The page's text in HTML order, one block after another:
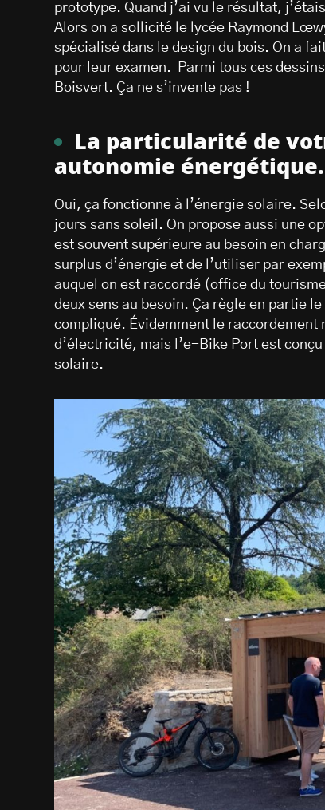
prototype. Quand j’ai vu le résultat,
Alors on a sollicité le lycée Raymond
spécialisé dans le design du bois. On a
pour leur examen. Parmi tous ces
Boisvert. Ça ne s’invente pas !
La particularité de
autonomie
Oui, ça fonctionne à l’énergie solaire.
jours sans soleil. On propose aussi une
est souvent supérieure au besoin en
surplus d’énergie et de l’utiliser par
auquel on est raccordé (office du
deux sens au besoin. Ça règle en partie
compliqué. Évidemment le raccordement
d’électricité, mais l’e-Bike Port est
solaire.